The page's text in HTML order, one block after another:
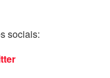
sociais: